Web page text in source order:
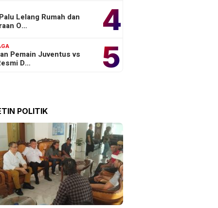
4
Lelang Rumah dan
O…
5
Pemain Juventus vs
D…
POLITIK